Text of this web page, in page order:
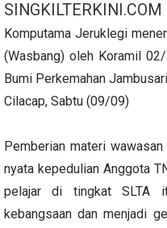
SINGKILTERKINI.COM
Komputama Jeruklegi
(Wasbang) oleh Koramil
Bumi Perkemahan
Cilacap, Sabtu (09/09)
Pemberian materi
nyata kepedulian Anggota
pelajar di tingkat SLTA
kebangsaan dan menjadi